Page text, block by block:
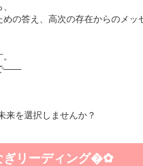
の答え、高次の存在からのメッ
――
来を選択しませんか？
ぎリーディング�✿